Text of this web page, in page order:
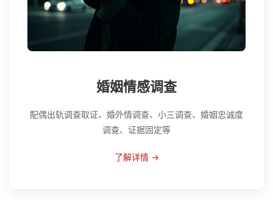
婚姻情感调查
配偶出轨调查取证、婚外情调查、小三调查、婚姻忠诚度
调查、证据固定等
了解详情 →